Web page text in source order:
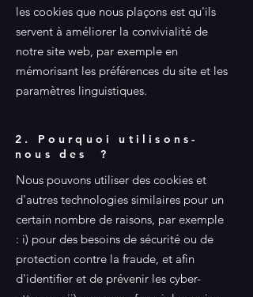
les cookies que nous plaçons est qu'ils
servent à améliorer la convivialité de
notre site web, par exemple en
mémorisant les préférences du site et les
paramètres linguistiques.
2. Pourquoi utilisons-
nous des ?
Nous pouvons utiliser des cookies et
d'autres technologies similaires pour un
certain nombre de raisons, par exemple
: i) pour des besoins de sécurité ou de
protection contre la fraude, et afin
d'identifier et de prévenir les cyber-